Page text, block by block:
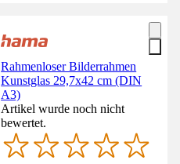
Rahmenloser Bilderrahmen
Kunstglas 29,7x42 cm (DIN
A3)
Artikel wurde noch nicht
bewertet.